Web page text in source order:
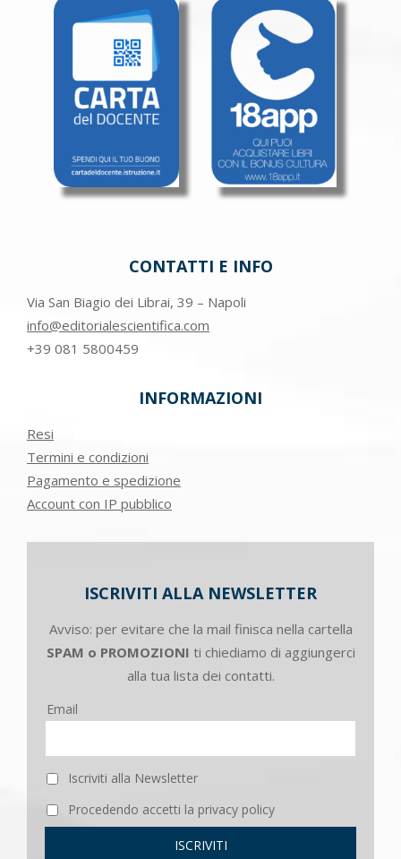
CONTATTI E INFO
Via San Biagio dei Librai, 39 – Napoli
info@editorialescientifica.com
+39 081 5800459
INFORMAZIONI
Resi
Termini e condizioni
Pagamento e spedizione
Account con IP pubblico
ISCRIVITI ALLA NEWSLETTER
Avviso: per evitare che la mail finisca nella cartella
SPAM o PROMOZIONI ti chiediamo di aggiungerci
alla tua lista dei contatti.
Email
Iscriviti alla Newsletter
Procedendo accetti la privacy policy